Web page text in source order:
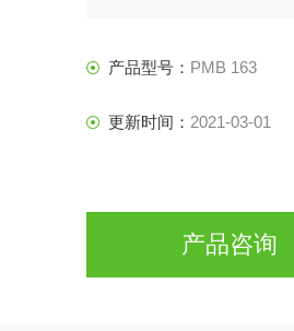
产品型号： PMB 163
更新时间： 2021-03-01
产品咨询